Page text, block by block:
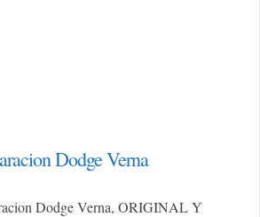
Dodge Verna
Dodge Verna, ORIGINAL Y